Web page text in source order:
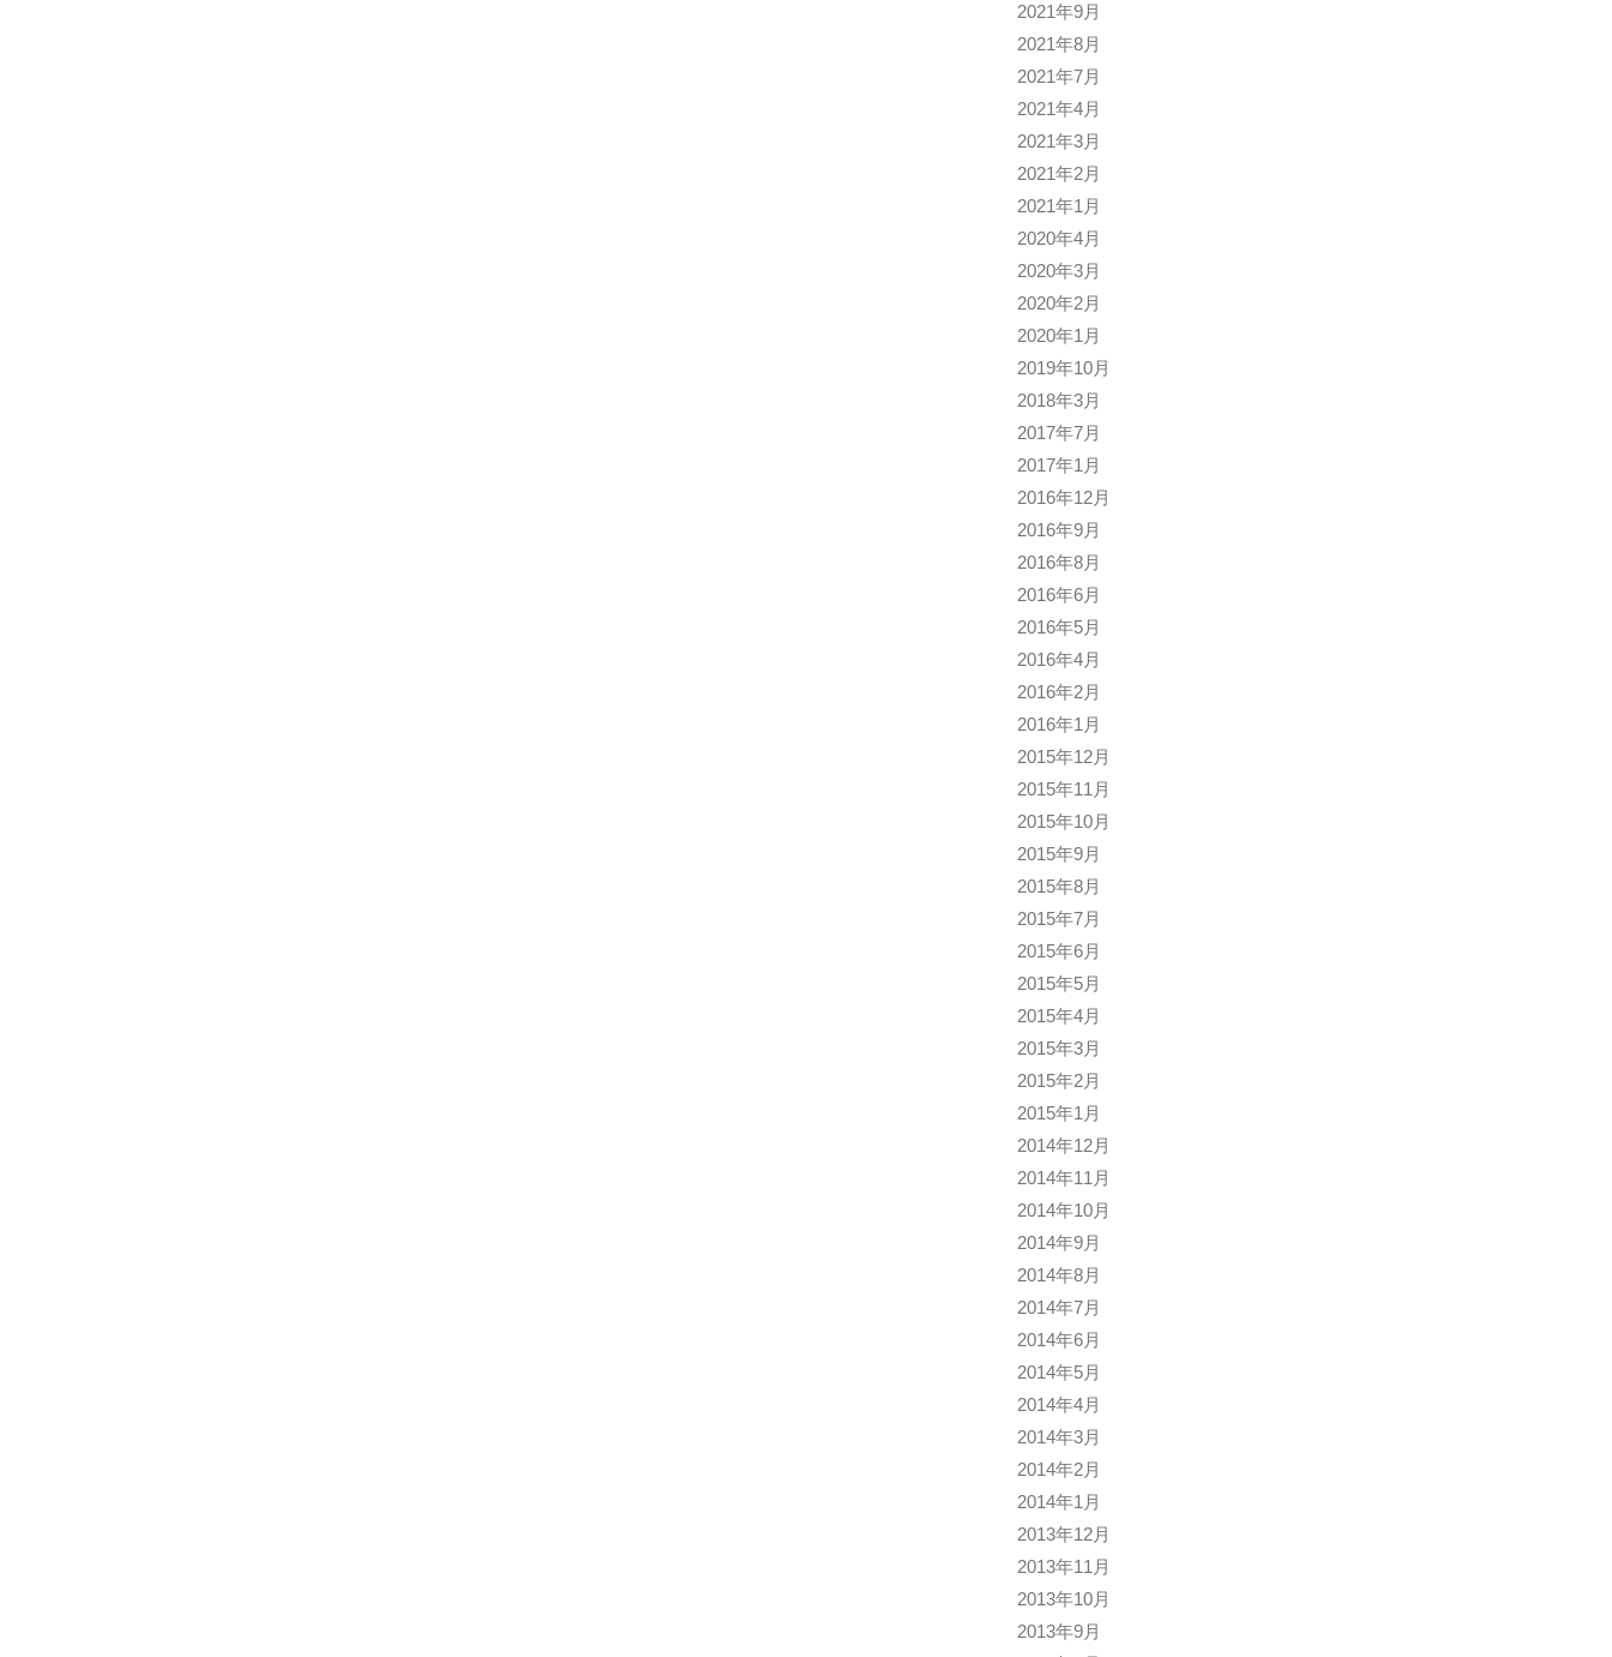
2021年9月
2021年8月
2021年7月
2021年4月
2021年3月
2021年2月
2021年1月
2020年4月
2020年3月
2020年2月
2020年1月
2019年10月
2018年3月
2017年7月
2017年1月
2016年12月
2016年9月
2016年8月
2016年6月
2016年5月
2016年4月
2016年2月
2016年1月
2015年12月
2015年11月
2015年10月
2015年9月
2015年8月
2015年7月
2015年6月
2015年5月
2015年4月
2015年3月
2015年2月
2015年1月
2014年12月
2014年11月
2014年10月
2014年9月
2014年8月
2014年7月
2014年6月
2014年5月
2014年4月
2014年3月
2014年2月
2014年1月
2013年12月
2013年11月
2013年10月
2013年9月